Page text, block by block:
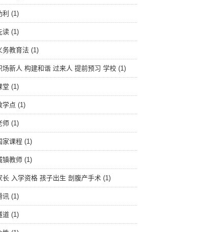
利 (1)
读 (1)
务教育法 (1)
场新人 构建和谐 过来人 提前预习 学校 (1)
堂 (1)
学点 (1)
师 (1)
家课程 (1)
镇教师 (1)
长 入学资格 孩子出生 剖腹产手术 (1)
讯 (1)
道 (1)